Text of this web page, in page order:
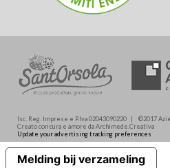
Isc. Reg. Imprese e P.Iva 02043090220 | ©2017
Creato con cura e amore da Archimede.Creativa
Update your advertising tracking preferences
Melding bij verzameling